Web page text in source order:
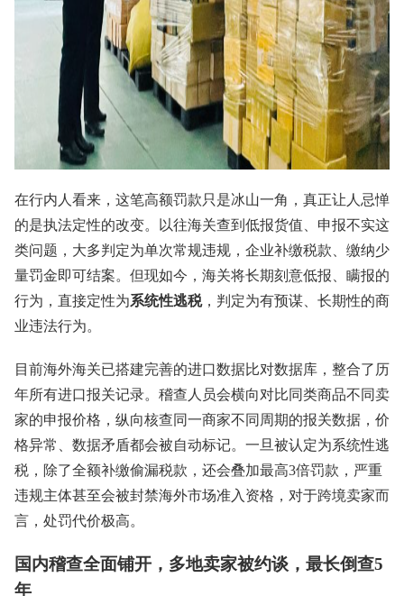
在行内人看来，这笔高额罚款只是冰山一角，真正让人忌惮
的是执法定性的改变。以往海关查到低报货值、申报不实这
类问题，大多判定为单次常规违规，企业补缴税款、缴纳少
量罚金即可结案。但现如今，海关将长期刻意低报、瞒报的
行为，直接定性为系统性逃税，判定为有预谋、长期性的商
业违法行为。
目前海外海关已搭建完善的进口数据比对数据库，整合了历
年所有进口报关记录。稽查人员会横向对比同类商品不同卖
家的申报价格，纵向核查同一商家不同周期的报关数据，价
格异常、数据矛盾都会被自动标记。一旦被认定为系统性逃
税，除了全额补缴偷漏税款，还会叠加最高3倍罚款，严重
违规主体甚至会被封禁海外市场准入资格，对于跨境卖家而
言，处罚代价极高。
国内稽查全面铺开，多地卖家被约谈，最长倒查5
年